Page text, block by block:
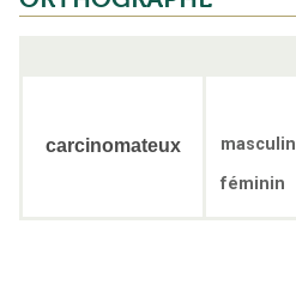
carcinomateux
masculin
féminin